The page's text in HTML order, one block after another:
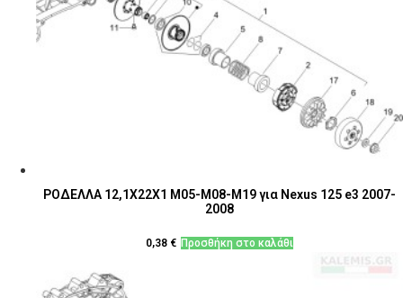
ΡΟΔΕΛΛΑ 12,1Χ22Χ1 Μ05-Μ08-Μ19 για Nexus 125 e3 2007-
2008
0,38 € Προσθήκη στο καλάθι